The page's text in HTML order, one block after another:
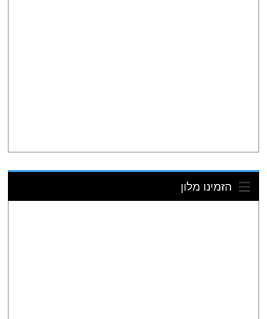
הזמינו מלון